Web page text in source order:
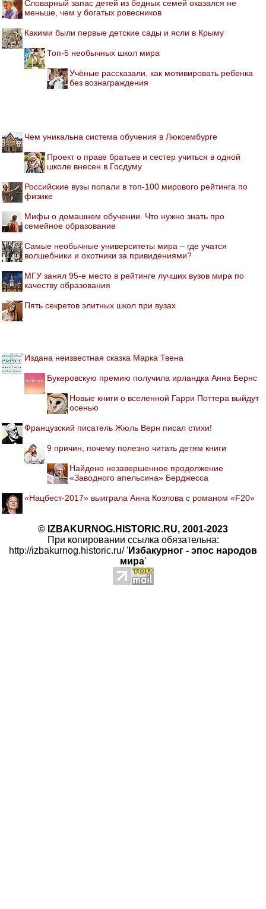
Словарный запас детей из бедных семей оказался не
меньше, чем у богатых ровесников
Какими были первые детские сады и ясли в Крыму
Топ-5 необычных школ мира
Учёные рассказали, как мотивировать ребенка
без вознаграждения
Чем уникальна система обучения в Люксембурге
Проект о праве братьев и сестер учиться в одной
школе внесен в Госдуму
Российские вузы попали в топ-100 мирового рейтинга по
физике
Мифы о домашнем обучении. Что нужно знать про
семейное образование
Самые необычные университеты мира – где учатся
волшебники и охотники за привидениями?
МГУ занял 95-е место в рейтинге лучших вузов мира по
качеству образования
Пять секретов элитных школ при вузах
Издана неизвестная сказка Марка Твена
Букеровскую премию получила ирландка Анна Бернс
Новые книги о вселенной Гарри Поттера выйдут
осенью
Французский писатель Жюль Верн писал стихи!
9 причин, почему полезно читать детям книги
Найдено незавершенное продолжение
«Заводного апельсина» Берджесса
«Нацбест-2017» выиграла Анна Козлова с романом «F20»
© IZBAKURNOG.HISTORIC.RU, 2001-2023
При копировании ссылка обязательна:
http://izbakurnog.historic.ru/ 'Избакурног - эпос народов
мира'